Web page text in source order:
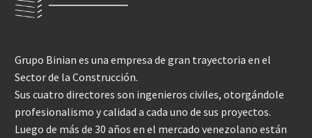
Grupo Binian es una empresa de gran trayectoria en el
Sector de la Construcción.
Sus cuatro directores son ingenieros civiles, otorgándole
profesionalismo y calidad a cada uno de sus proyectos.
Luego de más de 30 años en el mercado venezolano están